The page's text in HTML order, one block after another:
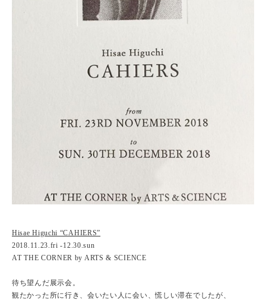
Hisae Higuchi “CAHIERS”
2018.11.23.fri -12.30.sun
AT THE CORNER by ARTS & SCIENCE
待ち望んだ展示会。
観たかった所に行き、会いたい人に会い、慌しい滞在でしたが、